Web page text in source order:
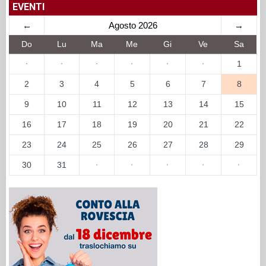
EVENTI
← Agosto 2026 →
Do Lu Ma Me Gi Ve Sa
· · · · · · 1
2 3 4 5 6 7 8
9 10 11 12 13 14 15
16 17 18 19 20 21 22
23 24 25 26 27 28 29
30 31 · · · · ·